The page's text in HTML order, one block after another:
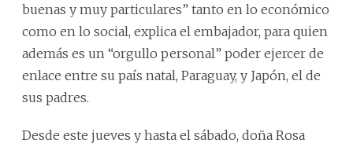
buenas y muy particulares” tanto en lo económico
como en lo social, explica el embajador, para quien
además es un “orgullo personal” poder ejercer de
enlace entre su país natal, Paraguay, y Japón, el de
sus padres.
Desde este jueves y hasta el sábado, doña Rosa